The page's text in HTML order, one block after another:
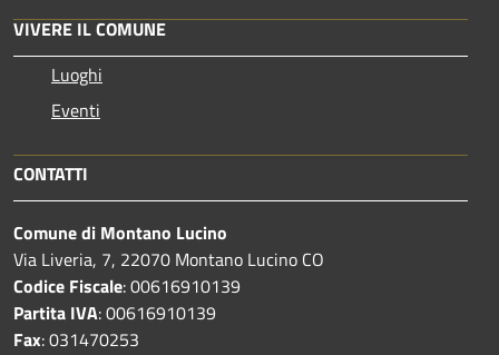
VIVERE IL COMUNE
Luoghi
Eventi
CONTATTI
Comune di Montano Lucino
Via Liveria, 7, 22070 Montano Lucino CO
Codice Fiscale: 00616910139
Partita IVA: 00616910139
Fax: 031470253